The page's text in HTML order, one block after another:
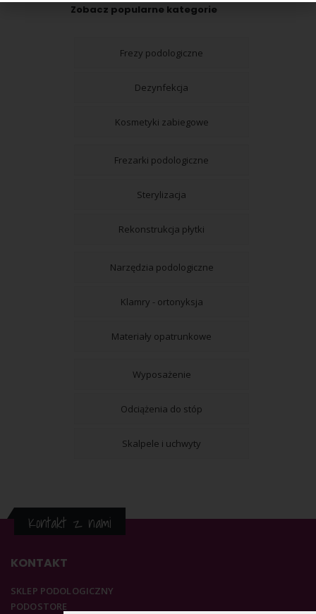
Zobacz popularne kategorie
Frezy podologiczne
Dezynfekcja
Kosmetyki zabiegowe
Frezarki podologiczne
Sterylizacja
Rekonstrukcja płytki
Narzędzia podologiczne
Klamry - ortonyksja
Materiały opatrunkowe
Wyposażenie
Odciążenia do stóp
Skalpele i uchwyty
Kontakt z nami
KONTAKT
SKLEP PODOLOGICZNY
PODOSTORE